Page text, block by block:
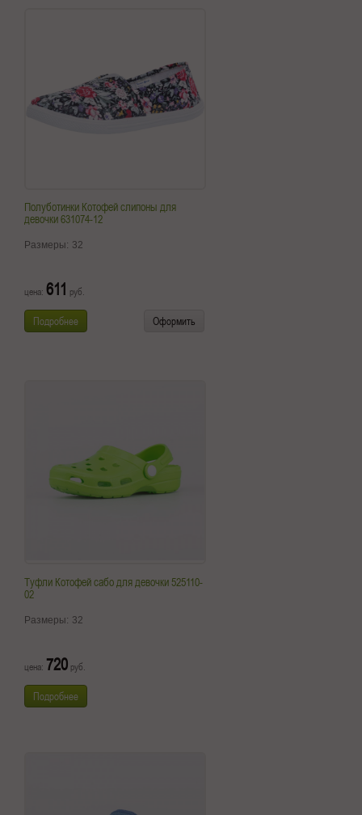
Полуботинки Котофей слипоны для
девочки 631074-12
Размеры: 32
цена: 611 руб.
Подробнее Оформить
Туфли Котофей сабо для девочки 525110-
02
Размеры: 32
цена: 720 руб.
Подробнее